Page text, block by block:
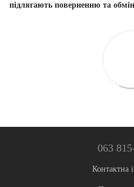
підлягають поверненню та
063
Контактна